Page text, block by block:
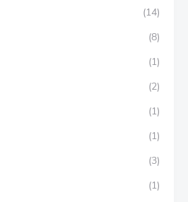
(14)
(8)
(1)
(2)
(1)
(1)
(3)
(1)